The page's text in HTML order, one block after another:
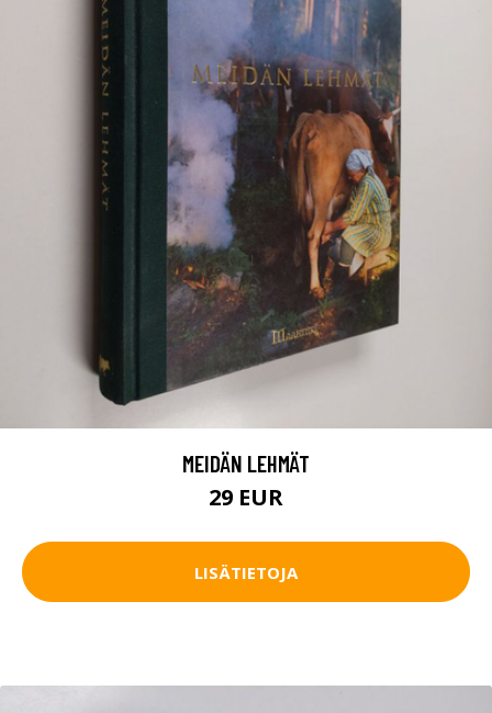
MEIDÄN LEHMÄT
29 EUR
LISÄTIETOJA